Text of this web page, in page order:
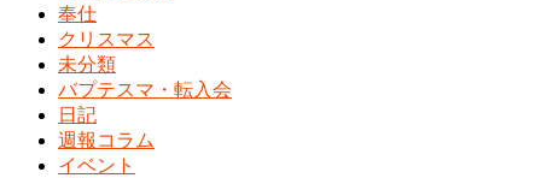
奉仕
クリスマス
未分類
バプテスマ・転入会
日記
週報コラム
イベント